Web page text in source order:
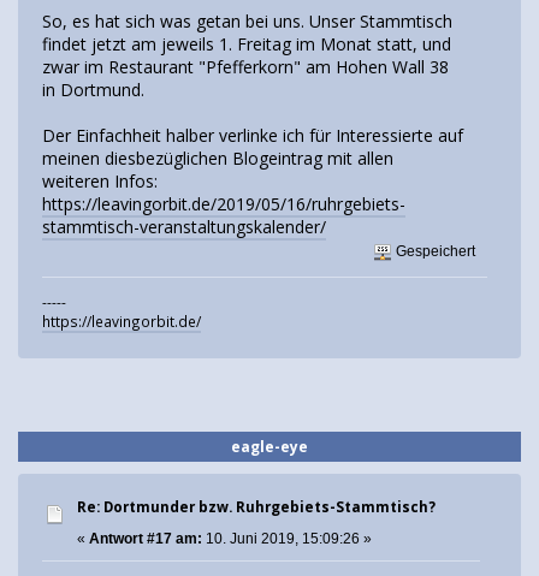
So, es hat sich was getan bei uns. Unser Stammtisch
findet jetzt am jeweils 1. Freitag im Monat statt, und
zwar im Restaurant "Pfefferkorn" am Hohen Wall 38
in Dortmund.
Der Einfachheit halber verlinke ich für Interessierte auf
meinen diesbezüglichen Blogeintrag mit allen
weiteren Infos:
https://leavingorbit.de/2019/05/16/ruhrgebiets-
stammtisch-veranstaltungskalender/
Gespeichert
-----
https://leavingorbit.de/
eagle-eye
Re: Dortmunder bzw. Ruhrgebiets-Stammtisch?
« Antwort #17 am: 10. Juni 2019, 15:09:26 »